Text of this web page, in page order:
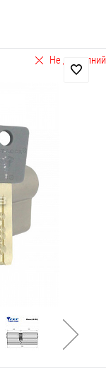
Не доступний